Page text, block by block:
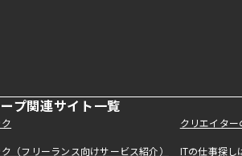
プ関連サイト一覧
クリエイタ
（フリーランス向けサービス紹介） ITの仕事探